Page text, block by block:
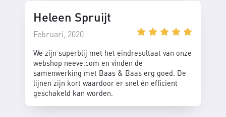
Heleen Spruijt
Februari, 2020
We zijn superblij met het eindresultaat van onze
webshop neeve.com en vinden de
samenwerking met Baas & Baas erg goed. De
lijnen zijn kort waardoor er snel én efficient
geschakeld kan worden.